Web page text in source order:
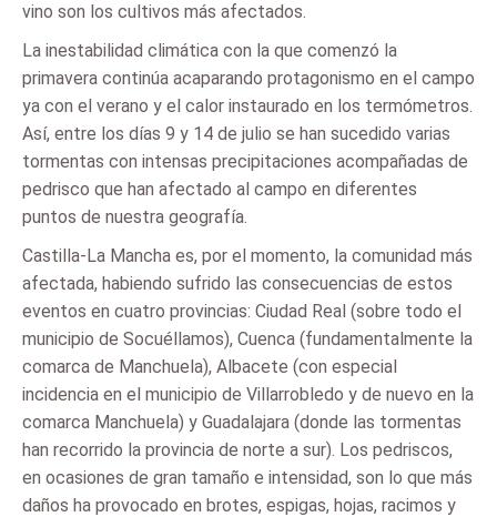
vino son los cultivos más afectados.
La inestabilidad climática con la que comenzó la
primavera continúa acaparando protagonismo en el campo
ya con el verano y el calor instaurado en los termómetros.
Así, entre los días 9 y 14 de julio se han sucedido varias
tormentas con intensas precipitaciones acompañadas de
pedrisco que han afectado al campo en diferentes
puntos de nuestra geografía.
Castilla-La Mancha es, por el momento, la comunidad más
afectada, habiendo sufrido las consecuencias de estos
eventos en cuatro provincias: Ciudad Real (sobre todo el
municipio de Socuéllamos), Cuenca (fundamentalmente la
comarca de Manchuela), Albacete (con especial
incidencia en el municipio de Villarrobledo y de nuevo en la
comarca Manchuela) y Guadalajara (donde las tormentas
han recorrido la provincia de norte a sur). Los pedriscos,
en ocasiones de gran tamaño e intensidad, son lo que más
daños ha provocado en brotes, espigas, hojas, racimos y